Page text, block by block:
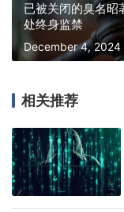
已被关闭的臭名昭
处终身监禁
December 4, 2024
相关推荐